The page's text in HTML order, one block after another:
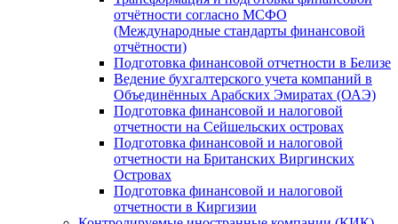
отчётности согласно МСФО
(Международные стандарты финансовой
отчётности)
Подготовка финансовой отчетности в Белизе
Ведение бухгалтерского учета компаний в
Объединённых Арабских Эмиратах (ОАЭ)
Подготовка финансовой и налоговой
отчетности на Сейшельских островах
Подготовка финансовой и налоговой
отчетности на Британских Виргинских
Островах
Подготовка финансовой и налоговой
отчетности в Киргизии